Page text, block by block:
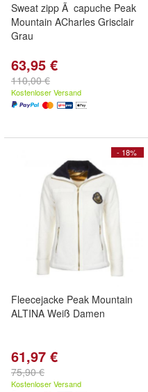
Sweat zipp Ã capuche Peak
Mountain ACharles Grisclair
Grau
63,95 €
110,00 €
Kostenloser Versand
- 18%
Fleecejacke Peak Mountain
ALTINA Weiß Damen
61,97 €
75,90 €
Kostenloser Versand